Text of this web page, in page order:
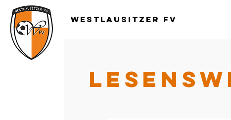
Westlausitzer FV